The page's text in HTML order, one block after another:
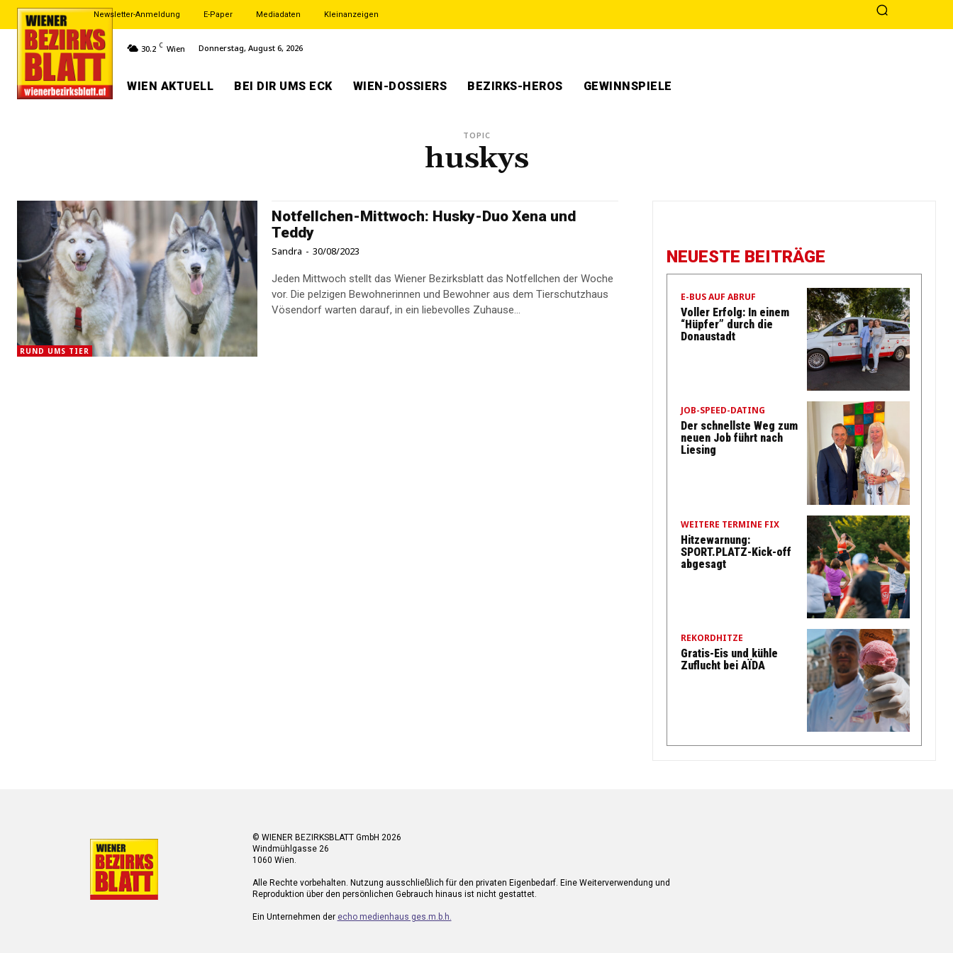
Newsletter-Anmeldung E-Paper Mediadaten Kleinanzeigen
30.2 C Wien Donnerstag, August 6, 2026
WIEN AKTUELL BEI DIR UMS ECK WIEN-DOSSIERS BEZIRKS-HEROS GEWINNSPIELE
TOPIC
huskys
RUND UMS TIER
Notfellchen-Mittwoch: Husky-Duo Xena und
Teddy
Sandra - 30/08/2023
Jeden Mittwoch stellt das Wiener Bezirksblatt das Notfellchen der Woche
vor. Die pelzigen Bewohnerinnen und Bewohner aus dem Tierschutzhaus
Vösendorf warten darauf, in ein liebevolles Zuhause...
NEUESTE BEITRÄGE
E-BUS AUF ABRUF
Voller Erfolg: In einem
“Hüpfer” durch die
Donaustadt
JOB-SPEED-DATING
Der schnellste Weg zum
neuen Job führt nach
Liesing
WEITERE TERMINE FIX
Hitzewarnung:
SPORT.PLATZ-Kick-off
abgesagt
REKORDHITZE
Gratis-Eis und kühle
Zuflucht bei AÏDA
© WIENER BEZIRKSBLATT GmbH 2026
Windmühlgasse 26
1060 Wien.
Alle Rechte vorbehalten. Nutzung ausschließlich für den privaten Eigenbedarf. Eine Weiterverwendung und
Reproduktion über den persönlichen Gebrauch hinaus ist nicht gestattet.
Ein Unternehmen der echo medienhaus ges.m.b.h.